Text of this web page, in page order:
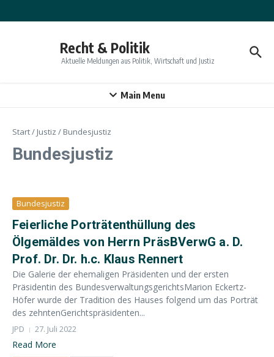
Recht & Politik
Aktuelle Meldungen aus Politik, Wirtschaft und Justiz
Main Menu
Start/ Justiz / Bundesjustiz
Bundesjustiz
Bundesjustiz
Feierliche Porträtenthüllung des
Ölgemäldes von Herrn PräsBVerwG a. D.
Prof. Dr. Dr. h.c. Klaus Rennert
Die Galerie der ehemaligen Präsidenten und der ersten
Präsidentin des BundesverwaltungsgerichtsMarion Eckertz-
Höfer wurde der Tradition des Hauses folgend um das Porträt
des zehntenGerichtspräsidenten...
JPD 27. Juli 2022
Read More